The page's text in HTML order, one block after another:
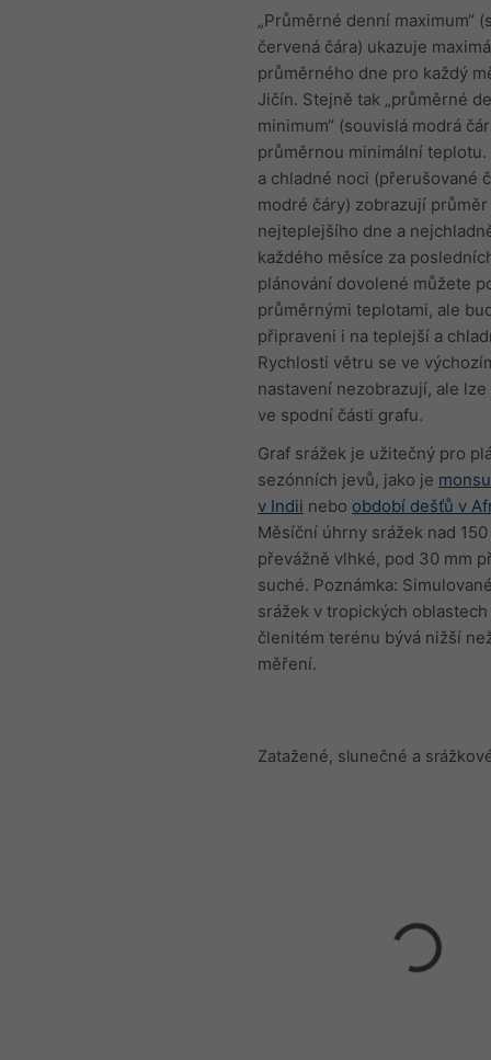
„Průměrné denní maximum“
červená čára) ukazuje
průměrného dne pro každý
Jičín. Stejně tak „průměrné
minimum“ (souvislá modrá
průměrnou minimální
a chladné noci (přerušované
modré čáry) zobrazují průměr
nejteplejšího dne a
každého měsíce za
plánování dovolené můžete
průměrnými teplotami, ale
připraveni i na teplejší a
Rychlosti větru se ve
nastavení nezobrazují, ale
ve spodní části grafu.
Graf srážek je užitečný pro
sezónních jevů, jako je
v Indii nebo období dešťů v
Měsíční úhrny srážek nad
převážně vlhké, pod 30 mm
suché. Poznámka:
srážek v tropických oblastech
členitém terénu bývá nižší
měření.
Zatažené, slunečné a